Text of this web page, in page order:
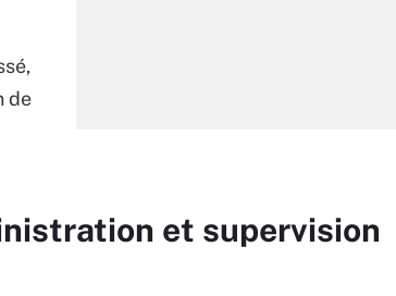
de
et supervision